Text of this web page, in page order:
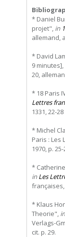
* Daniel
projet", in
allemand,
* David
9 minutes],
20,
* 18 Paris
Lettres
1331, 22-
* Michel
Paris : Les
1970, p.
*
in Les
françaises,
* Klaus
Theorie", in
Verlags-
cit. p. 29.